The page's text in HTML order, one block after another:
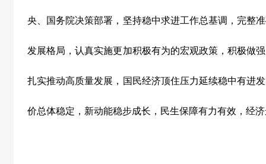
央、国务院决策部署，坚持稳中求进工作总基调，完整
发展格局，认真实施更加积极有为的宏观政策，积极做
扎实推动高质量发展，国民经济顶住压力延续稳中有进
价总体稳定，新动能稳步成长，民生保障有力有效，经